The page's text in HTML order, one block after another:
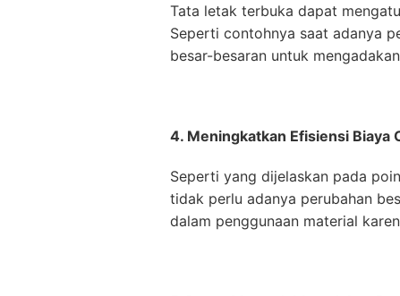
Tata letak terbuka dapat
Seperti contohnya saat adanya
besar-besaran untuk
4. Meningkatkan Efisiensi Biaya
Seperti yang dijelaskan pada
tidak perlu adanya perubahan
dalam penggunaan material